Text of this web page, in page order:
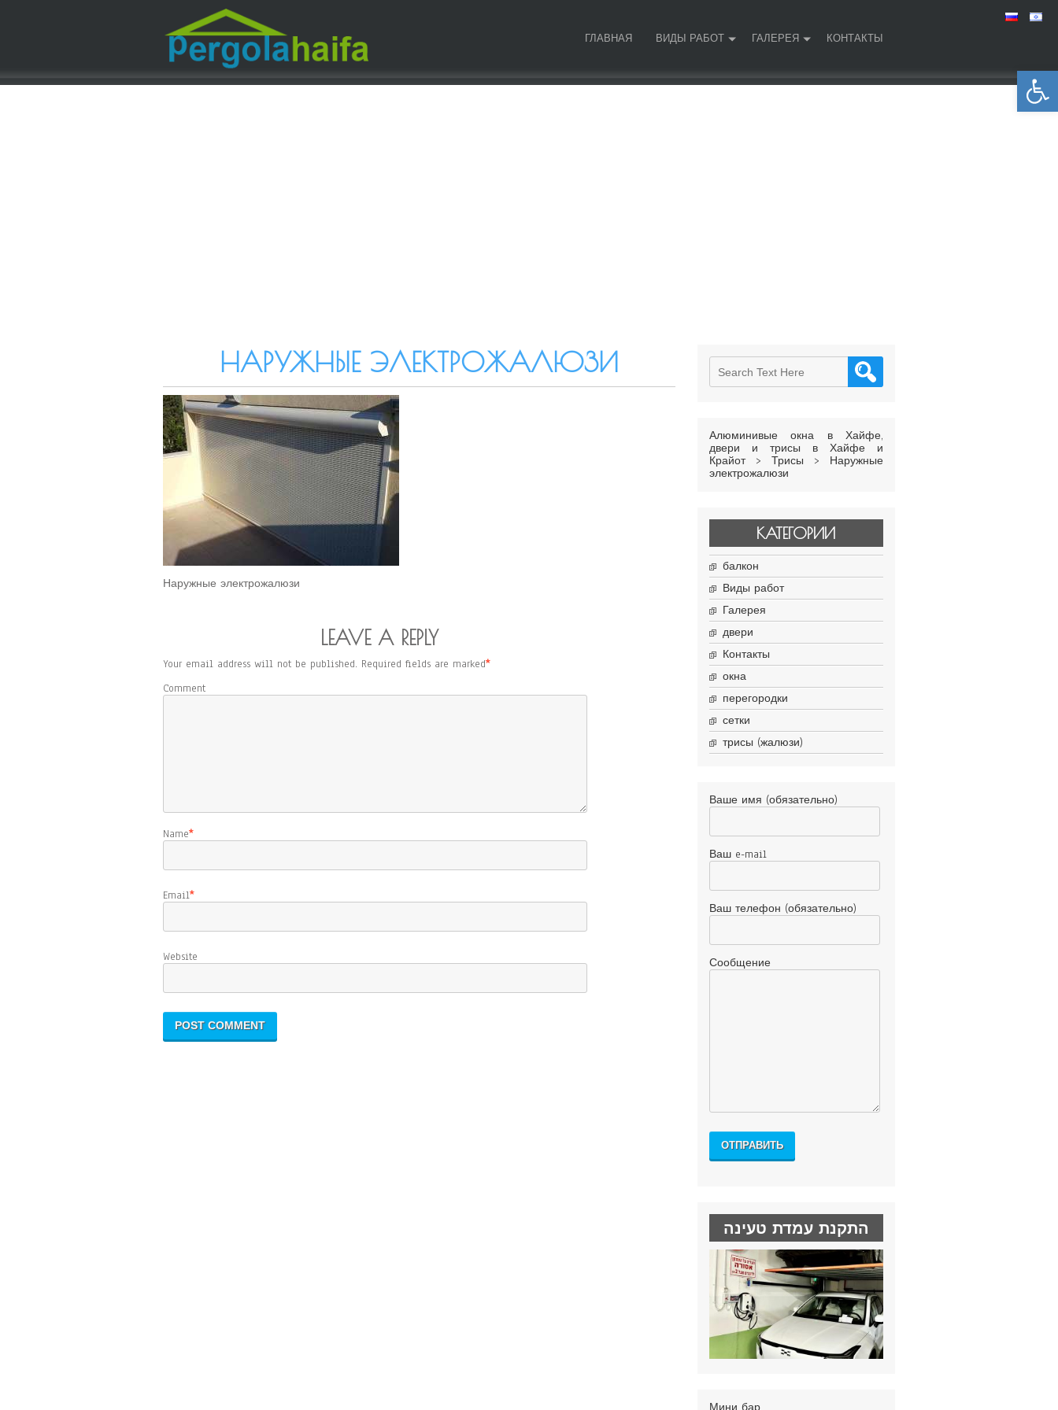
Открыть панель инструментов
ГЛАВНАЯ ВИДЫ РАБОТ ГАЛЕРЕЯ КОНТАКТЫ
НАРУЖНЫЕ ЭЛЕКТРОЖАЛЮЗИ
Наружные электрожалюзи
LEAVE A REPLY
Your email address will not be published. Required fields are marked*
Comment
Name*
Email*
Website
Алюминивые окна в Хайфе,
двери и трисы в Хайфе и
Крайот> Трисы > Наружные
электрожалюзи
КАТЕГОРИИ
балкон
Виды работ
Галерея
двери
Контакты
окна
перегородки
сетки
трисы (жалюзи)
Ваше имя (обязательно)
Ваш e-mail
Ваш телефон (обязательно)
Сообщение
התקנת עמדת טעינה